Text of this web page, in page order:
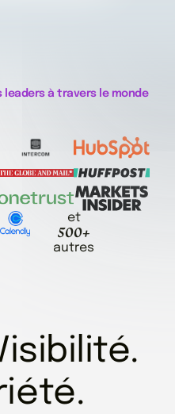
leaders à travers le monde
et
500+
autres